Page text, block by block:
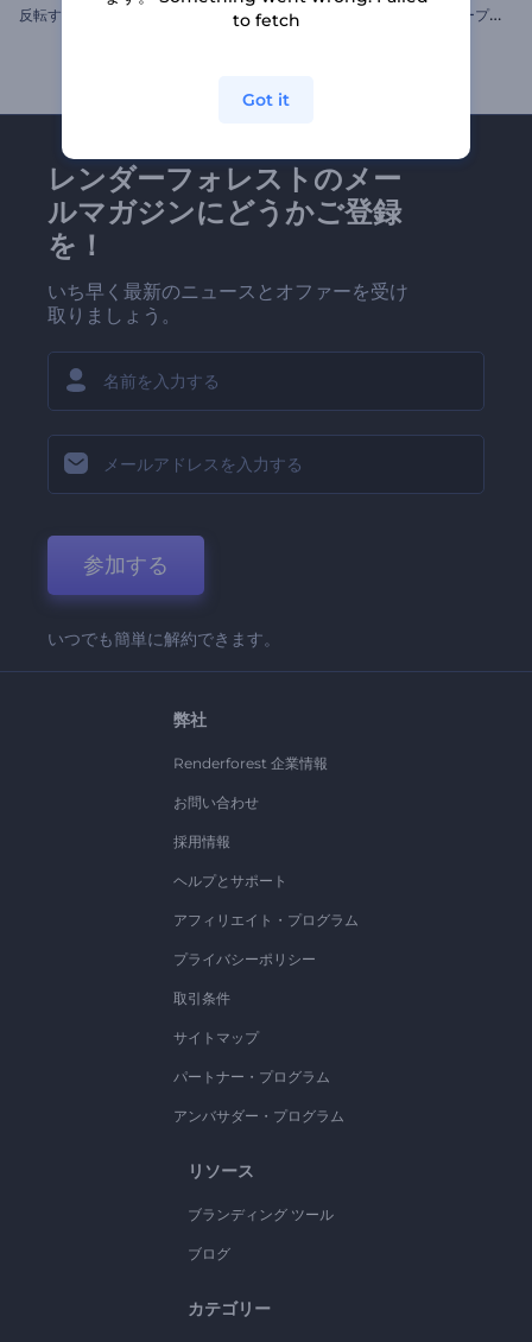
反転するレイヤーのロゴ動画 素
敵なバレンタインデーのオープニング動画
レンダーフォレストのメー
ルマガジンにどうかご登録
を！
いち早く最新のニュースとオファーを受け
取りましょう。
参加する
いつでも簡単に解約できます。
弊社
Renderforest 企業情報
お問い合わせ
採用情報
ヘルプとサポート
アフィリエイト・プログラム
プライバシーポリシー
取引条件
サイトマップ
パートナー・プログラム
アンバサダー・プログラム
リソース
ブランディング ツール
ブログ
カテゴリー
to fetch
Got it